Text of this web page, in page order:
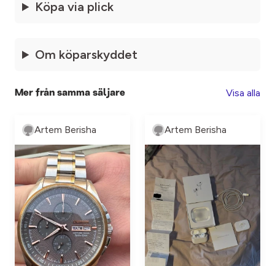
Köpa via plick
Om köparskyddet
Mer från samma säljare Visa alla
Artem Berisha Artem Berisha